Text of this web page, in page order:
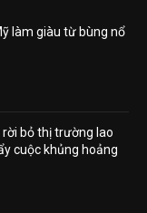
làm giàu từ bùng nổ
rời bỏ thị trường lao
cuộc khủng hoảng